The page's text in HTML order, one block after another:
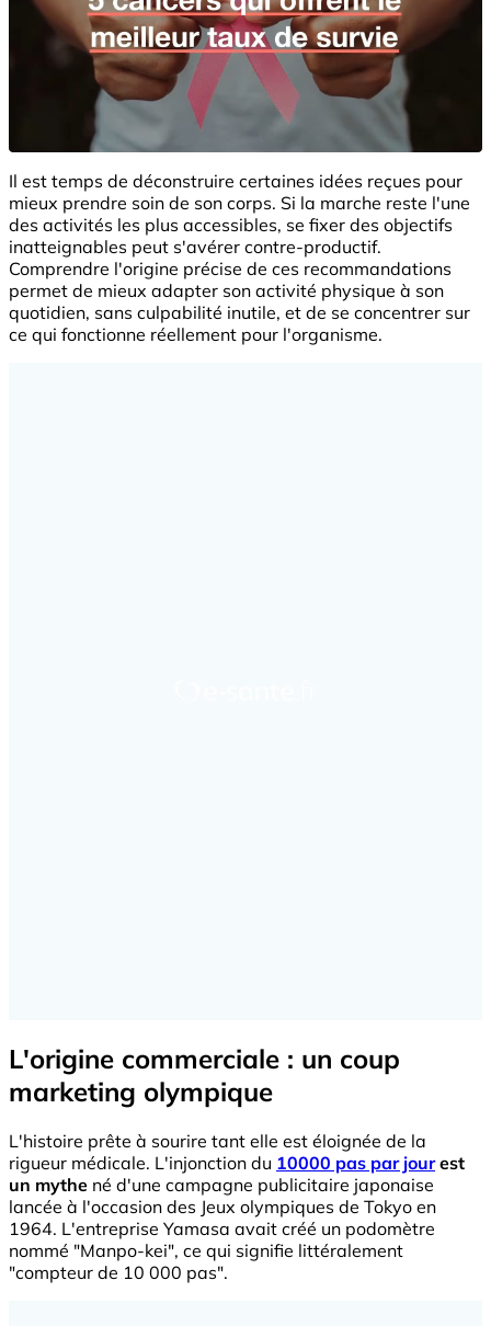
Il est temps de déconstruire certaines idées reçues pour
mieux prendre soin de son corps. Si la marche reste l'une
des activités les plus accessibles, se fixer des objectifs
inatteignables peut s'avérer contre-productif.
Comprendre l'origine précise de ces recommandations
permet de mieux adapter son activité physique à son
quotidien, sans culpabilité inutile, et de se concentrer sur
ce qui fonctionne réellement pour l'organisme.
L'origine commerciale : un coup
marketing olympique
L'histoire prête à sourire tant elle est éloignée de la
rigueur médicale. L'injonction du 10000 pas par jourest
un mythe né d'une campagne publicitaire japonaise
lancée à l'occasion des Jeux olympiques de Tokyo en
1964. L'entreprise Yamasa avait créé un podomètre
nommé "Manpo-kei", ce qui signifie littéralement
"compteur de 10 000 pas".